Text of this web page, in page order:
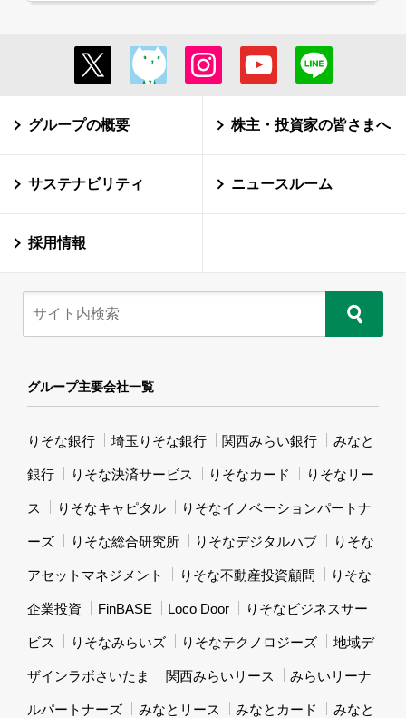
グループの概要 株主・投資家の皆さまへ
サステナビリティ ニュースルーム
採用情報
グループ主要会社一覧
りそな銀行 埼玉りそな銀行 関西みらい銀行 みなと
銀行 りそな決済サービス りそなカード りそなリー
ス りそなキャピタル りそなイノベーションパートナ
ーズ りそな総合研究所 りそなデジタルハブ りそな
アセットマネジメント りそな不動産投資顧問 りそな
企業投資 FinBASE Loco Door りそなビジネスサー
ビス りそなみらいズ りそなテクノロジーズ 地域デ
ザインラボさいたま 関西みらいリース みらいリーナ
ルパートナーズ みなとリース みなとカード みなと